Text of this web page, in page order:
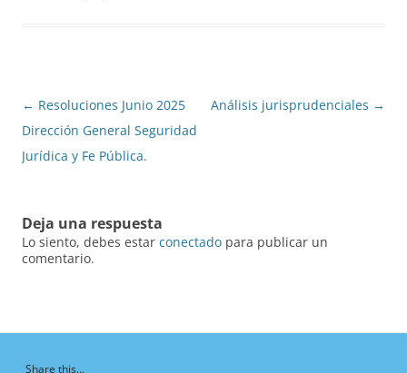
Navegación
de
entradas
← Resoluciones Junio 2025
Dirección General Seguridad
Jurídica y Fe Pública.
Análisis jurisprudenciales →
Deja una respuesta
Lo siento, debes estar conectado para publicar un
comentario.
Share this...